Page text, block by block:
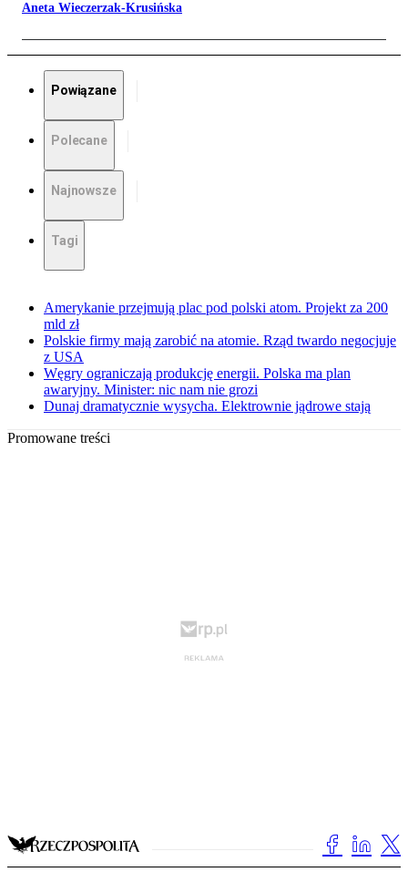
Aneta Wieczerzak-Krusińska
Powiązane
Polecane
Najnowsze
Tagi
Amerykanie przejmują plac pod polski atom. Projekt za 200
mld zł
Polskie firmy mają zarobić na atomie. Rząd twardo negocjuje
z USA
Węgry ograniczają produkcję energii. Polska ma plan
awaryjny. Minister: nic nam nie grozi
Dunaj dramatycznie wysycha. Elektrownie jądrowe stają
Promowane treści